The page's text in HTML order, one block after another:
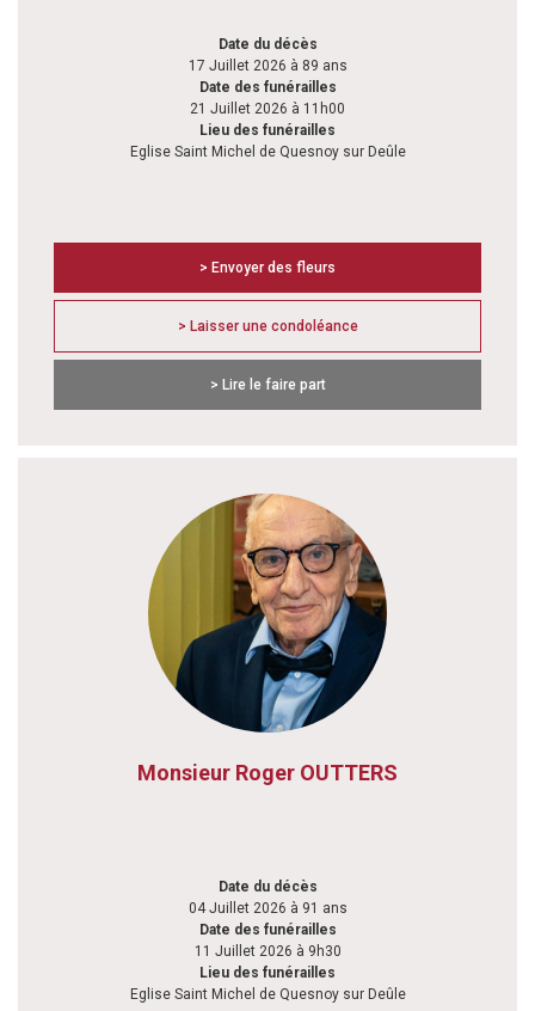
Date du décès
17 Juillet 2026 à 89 ans
Date des funérailles
21 Juillet 2026 à 11h00
Lieu des funérailles
Eglise Saint Michel de Quesnoy sur Deûle
> Envoyer des fleurs
> Laisser une condoléance
> Lire le faire part
Monsieur Roger OUTTERS
Date du décès
04 Juillet 2026 à 91 ans
Date des funérailles
11 Juillet 2026 à 9h30
Lieu des funérailles
Eglise Saint Michel de Quesnoy sur Deûle